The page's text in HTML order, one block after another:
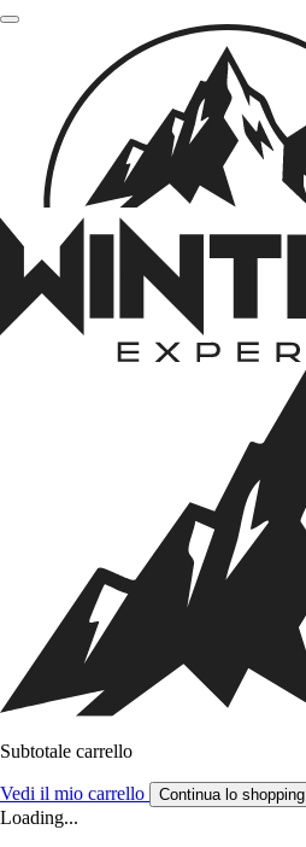
Subtotale carrello
Vedi il mio carrello Continua lo shopping
Loading...